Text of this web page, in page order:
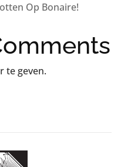
Op Bonaire!
te geven.